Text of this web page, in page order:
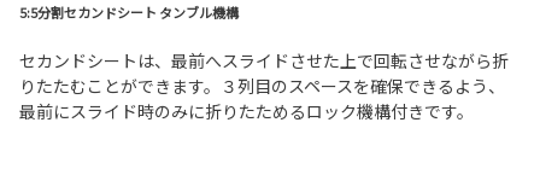
5:5分割セカンドシート タンブル機構
セカンドシートは、最前へスライドさせた上で回転させながら折
りたたむことができます。３列目のスペースを確保できるよう、
最前にスライド時のみに折りたためるロック機構付きです。